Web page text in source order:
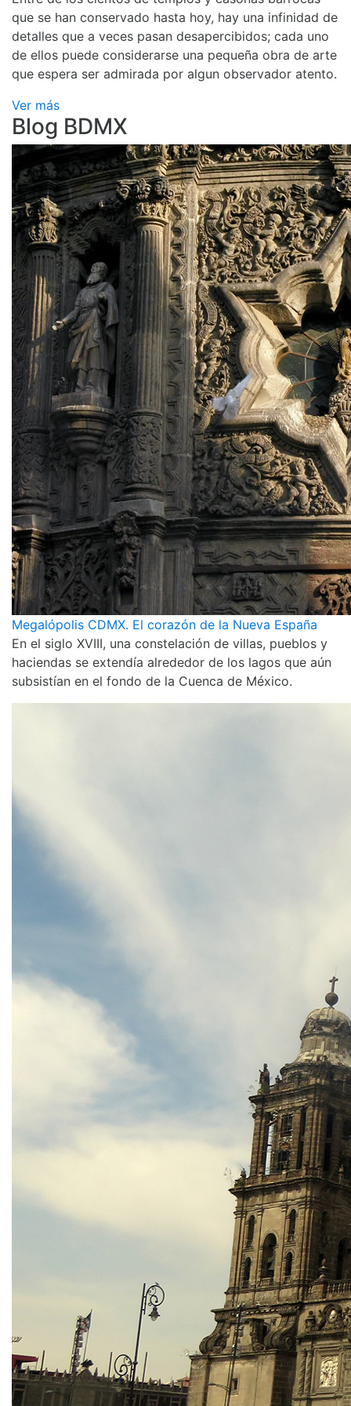
que se han conservado hasta hoy, hay una infinidad de
detalles que a veces pasan desapercibidos; cada uno
de ellos puede considerarse una pequeña obra de arte
que espera ser admirada por algun observador atento.
Ver más
Blog BDMX
Megalópolis CDMX. El corazón de la Nueva España
En el siglo XVIII, una constelación de villas, pueblos y
haciendas se extendía alrededor de los lagos que aún
subsistían en el fondo de la Cuenca de México.